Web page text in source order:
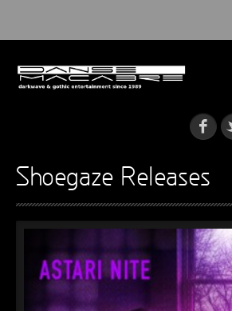
NEWS
INFO
Shoegaze Releases